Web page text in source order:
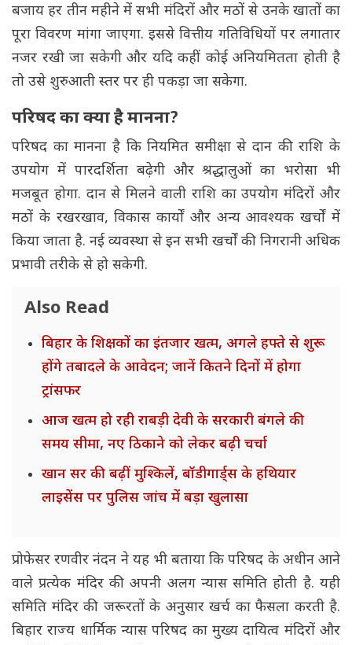
बजाय हर तीन महीने में सभी मंदिरों और मठों से उनके खातों का
पूरा विवरण मांगा जाएगा. इससे वित्तीय गतिविधियों पर लगातार
नजर रखी जा सकेगी और यदि कहीं कोई अनियमितता होती है
तो उसे शुरुआती स्तर पर ही पकड़ा जा सकेगा.
परिषद का क्या है मानना?
परिषद का मानना है कि नियमित समीक्षा से दान की राशि के
उपयोग में पारदर्शिता बढ़ेगी और श्रद्धालुओं का भरोसा भी
मजबूत होगा. दान से मिलने वाली राशि का उपयोग मंदिरों और
मठों के रखरखाव, विकास कार्यों और अन्य आवश्यक खर्चों में
किया जाता है. नई व्यवस्था से इन सभी खर्चों की निगरानी अधिक
प्रभावी तरीके से हो सकेगी.
Also Read
बिहार के शिक्षकों का इंतजार खत्म, अगले हफ्ते से शुरू
होंगे तबादले के आवेदन; जानें कितने दिनों में होगा
ट्रांसफर
आज खत्म हो रही राबड़ी देवी के सरकारी बंगले की
समय सीमा, नए ठिकाने को लेकर बढ़ी चर्चा
खान सर की बढ़ीं मुश्किलें, बॉडीगार्ड्स के हथियार
लाइसेंस पर पुलिस जांच में बड़ा खुलासा
प्रोफेसर रणवीर नंदन ने यह भी बताया कि परिषद के अधीन आने
वाले प्रत्येक मंदिर की अपनी अलग न्यास समिति होती है. यही
समिति मंदिर की जरूरतों के अनुसार खर्च का फैसला करती है.
बिहार राज्य धार्मिक न्यास परिषद का मुख्य दायित्व मंदिरों और